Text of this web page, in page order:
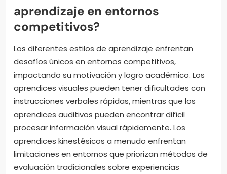
aprendizaje en entornos
competitivos?
Los diferentes estilos de aprendizaje enfrentan
desafíos únicos en entornos competitivos,
impactando su motivación y logro académico. Los
aprendices visuales pueden tener dificultades con
instrucciones verbales rápidas, mientras que los
aprendices auditivos pueden encontrar difícil
procesar información visual rápidamente. Los
aprendices kinestésicos a menudo enfrentan
limitaciones en entornos que priorizan métodos de
evaluación tradicionales sobre experiencias